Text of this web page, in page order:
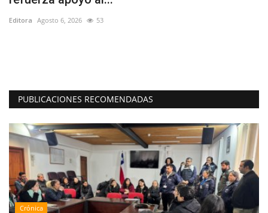
Editora Agosto 6, 2026 53
PUBLICACIONES RECOMENDADAS
Crónica